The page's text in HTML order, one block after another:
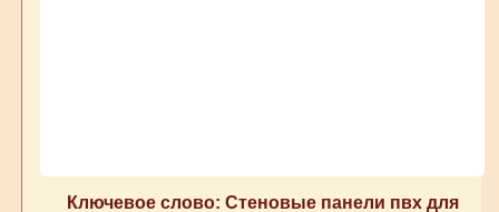
Ключевое слово: Стеновые панели пвх для